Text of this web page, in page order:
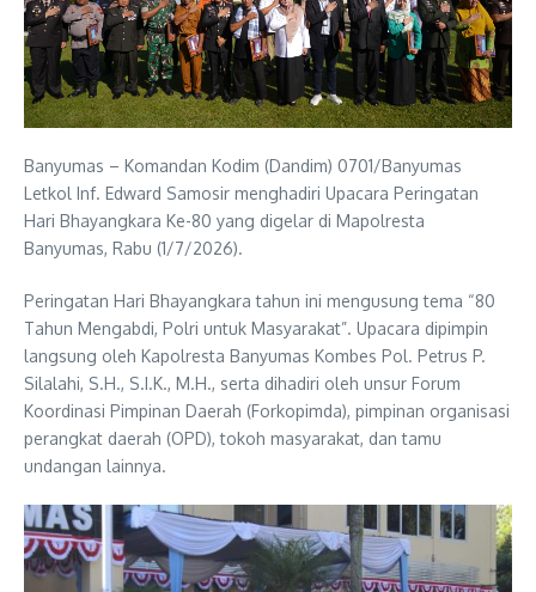
Banyumas – Komandan Kodim (Dandim) 0701/Banyumas
Letkol Inf. Edward Samosir menghadiri Upacara Peringatan
Hari Bhayangkara Ke-80 yang digelar di Mapolresta
Banyumas, Rabu (1/7/2026).
Peringatan Hari Bhayangkara tahun ini mengusung tema “80
Tahun Mengabdi, Polri untuk Masyarakat”. Upacara dipimpin
langsung oleh Kapolresta Banyumas Kombes Pol. Petrus P.
Silalahi, S.H., S.I.K., M.H., serta dihadiri oleh unsur Forum
Koordinasi Pimpinan Daerah (Forkopimda), pimpinan organisasi
perangkat daerah (OPD), tokoh masyarakat, dan tamu
undangan lainnya.